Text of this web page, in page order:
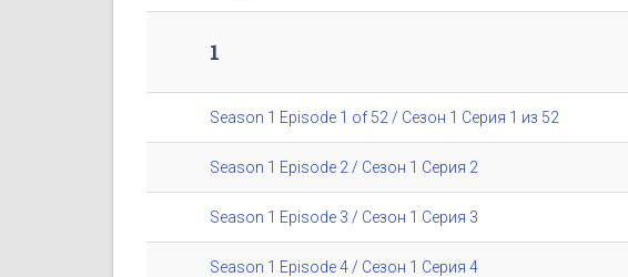
1
Season 1 Episode 1 of 52 / Сезон 1 Серия 1 из 52
Season 1 Episode 2 / Сезон 1 Серия 2
Season 1 Episode 3 / Сезон 1 Серия 3
Season 1 Episode 4 / Сезон 1 Серия 4